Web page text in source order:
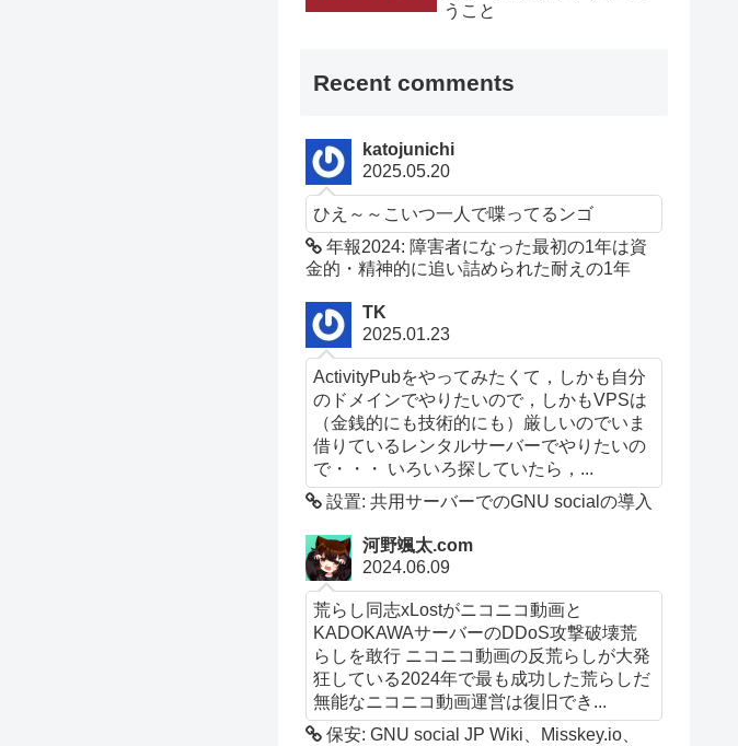
うこと
Recent comments
katojunichi
2025.05.20
ひえ～～こいつ一人で喋ってるンゴ
年報2024: 障害者になった最初の1年は資
金的・精神的に追い詰められた耐えの1年
TK
2025.01.23
ActivityPubをやってみたくて，しかも自分
のドメインでやりたいので，しかもVPSは
（金銭的にも技術的にも）厳しいのでいま
借りているレンタルサーバーでやりたいの
で・・・ いろいろ探していたら，...
設置: 共用サーバーでのGNU socialの導入
河野颯太.com
2024.06.09
荒らし同志xLostがニコニコ動画と
KADOKAWAサーバーのDDoS攻撃破壊荒
らしを敢行 ニコニコ動画の反荒らしが大発
狂している2024年で最も成功した荒らしだ
無能なニコニコ動画運営は復旧でき...
保安: GNU social JP Wiki、Misskey.io、